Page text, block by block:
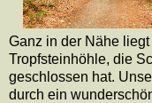
Ganz in der Nähe
Tropfsteinhöhle, die
geschlossen hat.
durch ein